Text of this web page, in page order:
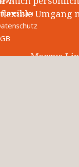
flexible Umgang
Marcus